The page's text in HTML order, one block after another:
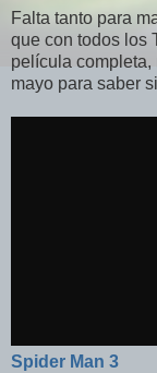
Falta tanto para
que con todos los
película completa,
mayo para saber
Spider Man 3